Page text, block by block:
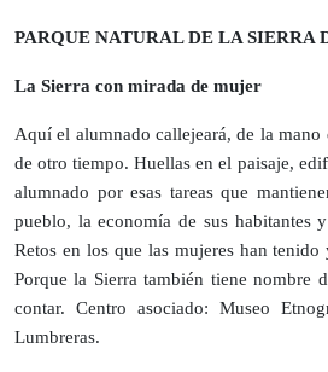
PARQUE NATURAL DE LA SIERRA
La Sierra con mirada de mujer
Aquí el alumnado callejeará, de la
de otro tiempo. Huellas en el paisaje,
alumnado por esas tareas que
pueblo, la economía de sus habitantes
Retos en los que las mujeres han
Porque la Sierra también tiene nombre
contar. Centro asociado: Museo
Lumbreras.